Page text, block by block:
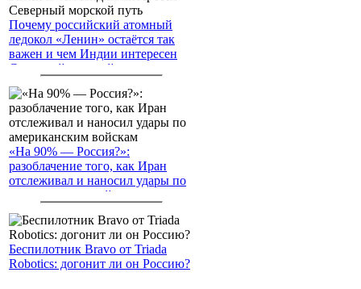
Почему российский атомный
ледокол «Ленин» остаётся так
важен и чем Индии интересен
Северный морской путь
«На 90% — Россия?»:
разоблачение того, как Иран
отслеживал и наносил удары по
американским войскам
Беспилотник Bravo от Triada
Robotics: догонит ли он Россию?